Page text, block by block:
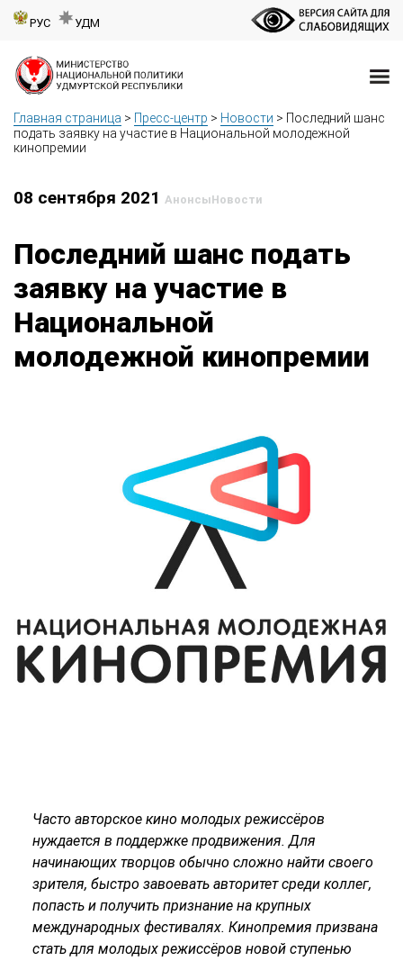
РУС УДМ
Главная страница > Пресс-центр > Новости > Последний шанс
подать заявку на участие в Национальной молодежной
кинопремии
08 сентября 2021 АнонсыНовости
Последний шанс подать
заявку на участие в
Национальной
молодежной кинопремии
Часто авторское кино молодых режиссёров
нуждается в поддержке продвижения. Для
начинающих творцов обычно сложно найти своего
зрителя, быстро завоевать авторитет среди коллег,
попасть и получить признание на крупных
международных фестивалях. Кинопремия призвана
стать для молодых режиссёров новой ступенью